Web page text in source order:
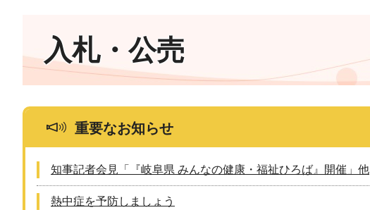
入札・公売
重要なお知らせ
知事記者会見「『岐阜県 みんなの健康・福祉ひろば』開催」他
熱中症を予防しましょう